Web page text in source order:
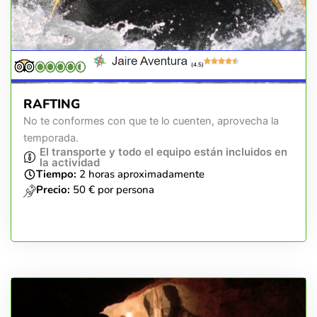
(4.5)
RAFTING
No te conformes con que te lo cuenten, aprovecha la
temporada.
El transporte y todo el equipo están incluidos en
la actividad
Tiempo: 2 horas aproximadamente
Precio: 50 € por persona